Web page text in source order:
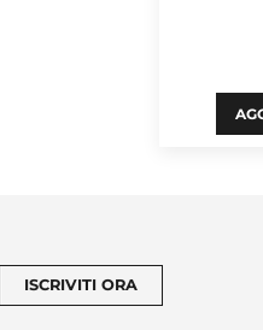
ISCRIVITI ORA